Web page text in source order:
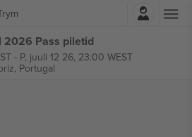
2026 Pass piletid
- P, juuli 12 26, 23:00 WEST
Portugal